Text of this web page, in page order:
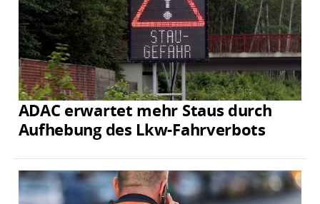
ADAC erwartet mehr Staus durch
Aufhebung des Lkw-Fahrverbots